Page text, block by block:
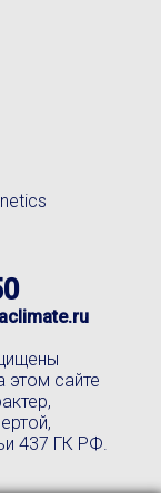
этом сайте
437 ГК РФ.